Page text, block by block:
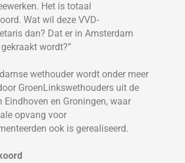
Het is totaal
Wat wil deze VVD-
dan? Dat er in Amsterdam
wordt?”
wethouder wordt onder meer
GroenLinkswethouders uit de
Eindhoven en Groningen, waar
opvang voor
ook is gerealiseerd.